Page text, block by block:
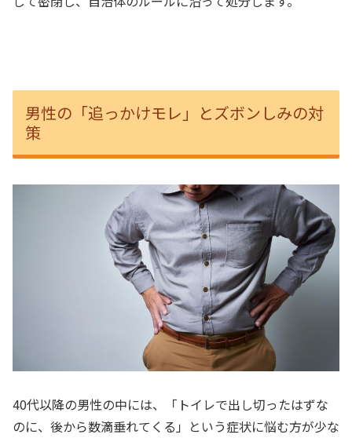
男性の「追っかけモレ」とズボンしみの対
策
40代以降の男性の中には、「トイレで出し切ったはずな
のに、後から数滴垂れてくる」という症状に悩む方が少な